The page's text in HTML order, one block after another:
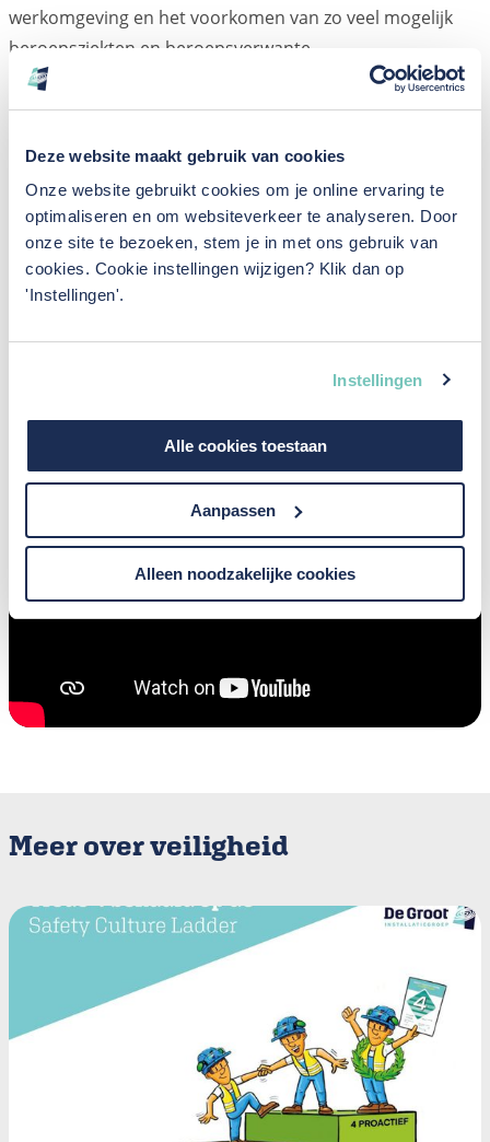
Deze website maakt gebruik van cookies
Onze website gebruikt cookies om je online ervaring te
optimaliseren en om websiteverkeer te analyseren. Door
onze site te bezoeken, stem je in met ons gebruik van
cookies. Cookie instellingen wijzigen? Klik dan op
'Instellingen'.
Instellingen
Alle cookies toestaan
Aanpassen
Alleen noodzakelijke cookies
werkomgeving en het voorkomen van zo veel mogelijk
beroepsziekten en beroepsverwante
gezondheidsklachten.
het gedrag verbeterprogramma kracht bij te zetten.
In beeld: veiligheid bij De
Groot Installatiegroep
Een beeld zegt meer dan duizend woorden. In de
onderstaande video laten we onze manier van veilig
Meer over veiligheid